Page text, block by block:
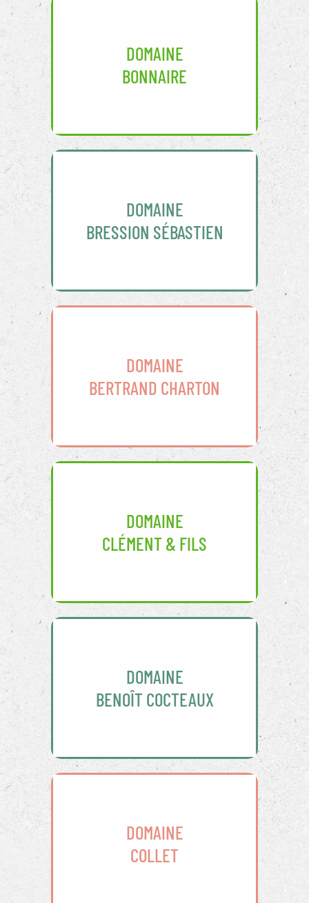
DOMAINE
BONNAIRE
DOMAINE
BRESSION SÉBASTIEN
DOMAINE
BERTRAND CHARTON
DOMAINE
CLÉMENT & FILS
DOMAINE
BENOÎT COCTEAUX
DOMAINE
COLLET